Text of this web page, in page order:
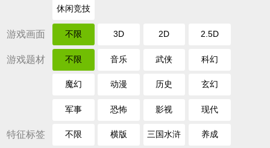
休闲竞技
游戏画面 不限 3D 2D 2.5D
游戏题材 不限 音乐 武侠 科幻
魔幻 动漫 历史 玄幻
军事 恐怖 影视 现代
特征标签 不限 横版 三国水浒 养成